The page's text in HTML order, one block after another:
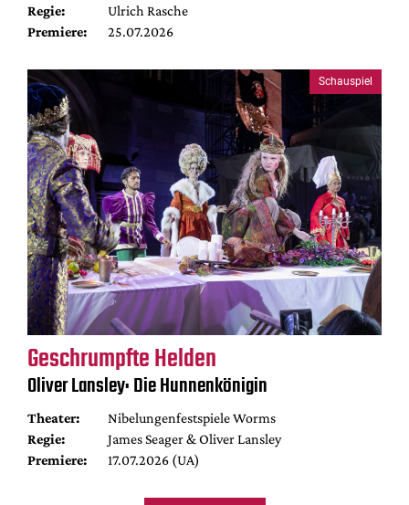
Regie:
Ulrich Rasche
Premiere:
25.07.2026
Schauspiel
Geschrumpfte Helden
Oliver Lansley: Die Hunnenkönigin
Theater:
Nibelungenfestspiele Worms
Regie:
James Seager & Oliver Lansley
Premiere:
17.07.2026 (UA)